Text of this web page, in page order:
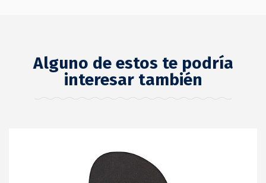
Alguno de estos te podría
interesar también